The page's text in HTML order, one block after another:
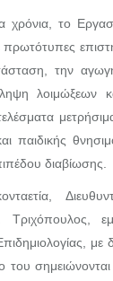
χρόνια, το
την
λοιμώξεων
παιδικής
διαβίωσης.
Τριχόπουλος,
σημειώνονται